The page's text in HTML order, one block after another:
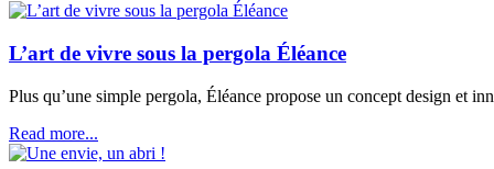
L’art de vivre sous la pergola Éléance
Plus qu’une simple pergola, Éléance propose un concept design et
Read more...